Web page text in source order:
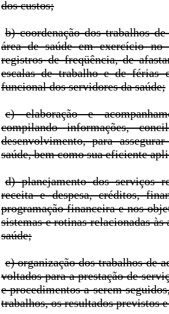
dos custos;
b) coordenação dos trabalhos
área de saúde em exercício no
registros de freqüência, de
escalas de trabalho e de férias
funcional dos servidores da saúde;
c) elaboração e
compilando informações,
desenvolvimento, para
saúde, bem como sua eficiente
d) planejamento dos serviços
receita e despesa, créditos,
programação financeira e nos
sistemas e rotinas relacionadas às
saúde;
e) organização dos trabalhos de
voltados para a prestação de
e procedimentos a serem
trabalhos, os resultados previstos